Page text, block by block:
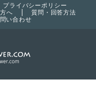
プライバシーポリシー
へ
質問・回答方法
い合わせ